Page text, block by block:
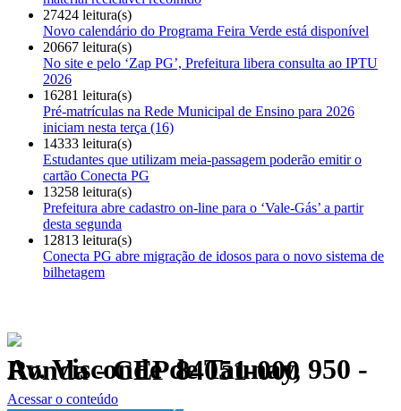
27424 leitura(s)
Novo calendário do Programa Feira Verde está disponível
20667 leitura(s)
No site e pelo ‘Zap PG’, Prefeitura libera consulta ao IPTU
2026
16281 leitura(s)
Pré-matrículas na Rede Municipal de Ensino para 2026
iniciam nesta terça (16)
14333 leitura(s)
Estudantes que utilizam meia-passagem poderão emitir o
cartão Conecta PG
13258 leitura(s)
Prefeitura abre cadastro on-line para o ‘Vale-Gás’ a partir
desta segunda
12813 leitura(s)
Conecta PG abre migração de idosos para o novo sistema de
bilhetagem
Av. Visconde de Taunay, 950 - Ronda - CEP 84051-000
Política de Privacidade.
Acessar o conteúdo